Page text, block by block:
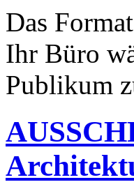
Das
Ihr Büro
Publikum